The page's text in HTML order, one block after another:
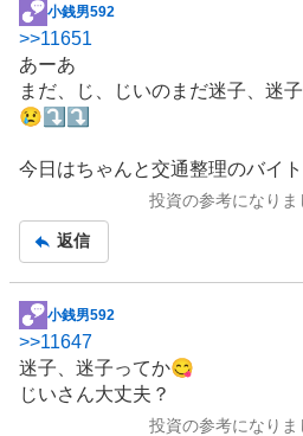
掲
示
板
記
事
小銭男592
>>11651
あーあ
まだ、じ、じいのまだ迷子、迷
😢⤵️⤵️
今日はちゃんと交通整理のバイ
投資の参考になりま
返信
掲
示
板
記
小銭男592
>>11647
迷子、迷子ってか😋
じいさん大丈夫？
投資の参考になりま